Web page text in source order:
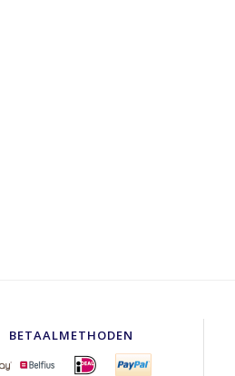
BETAALMETHODEN